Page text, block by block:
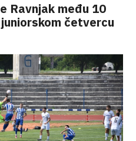
Ravnjak među 10
četvercu